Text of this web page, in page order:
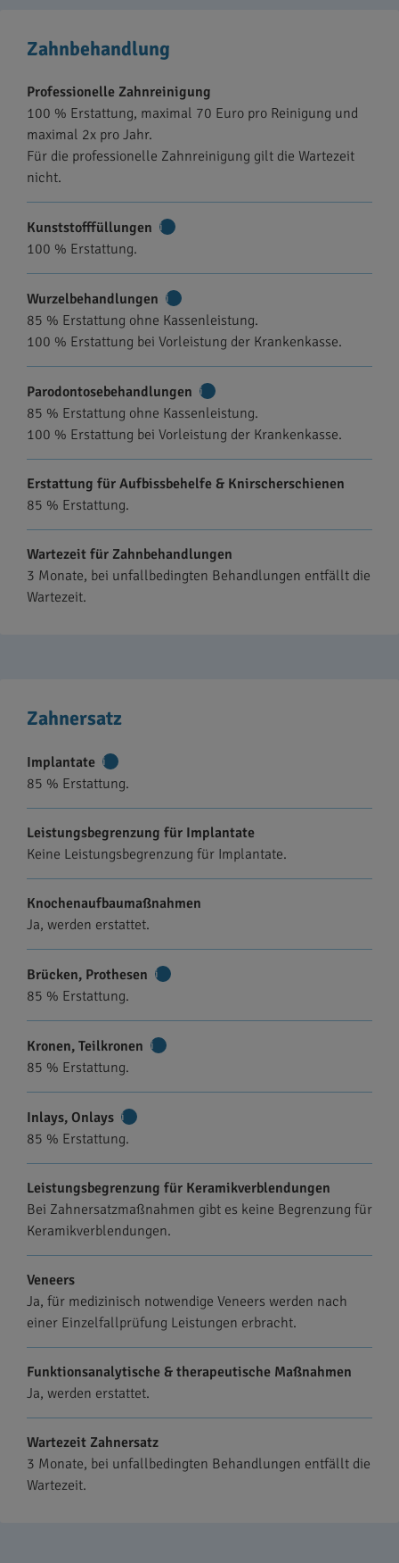
Zahnbehandlung
Professionelle Zahnreinigung
100 % Erstattung, maximal 70 Euro pro Reinigung und
maximal 2x pro Jahr.
Für die professionelle Zahnreinigung gilt die Wartezeit
nicht.
Kunststofffüllungen
100 % Erstattung.
Wurzelbehandlungen
Informationen
85 % Erstattung ohne Kassenleistung.
100 % Erstattung bei Vorleistung der Krankenkasse.
Parodontosebehandlungen
Informationen
85 % Erstattung ohne Kassenleistung.
100 % Erstattung bei Vorleistung der Krankenkasse.
Erstattung für Aufbissbehelfe & Knirscherschienen
85 % Erstattung.
Wartezeit für Zahnbehandlungen
3 Monate, bei unfallbedingten Behandlungen entfällt die
Wartezeit.
Zahnersatz
Implantate
Informationen
85 % Erstattung.
Leistungsbegrenzung für Implantate
Keine Leistungsbegrenzung für Implantate.
Knochenaufbaumaßnahmen
Ja, werden erstattet.
Brücken, Prothesen
85 % Erstattung.
Kronen, Teilkronen
85 % Erstattung.
Inlays, Onlays
Informationen
85 % Erstattung.
Leistungsbegrenzung für Keramikverblendungen
Bei Zahnersatzmaßnahmen gibt es keine Begrenzung für
Keramikverblendungen.
Veneers
Ja, für medizinisch notwendige Veneers werden nach
einer Einzelfallprüfung Leistungen erbracht.
Funktionsanalytische & therapeutische Maßnahmen
Ja, werden erstattet.
Wartezeit Zahnersatz
3 Monate, bei unfallbedingten Behandlungen entfällt die
Wartezeit.